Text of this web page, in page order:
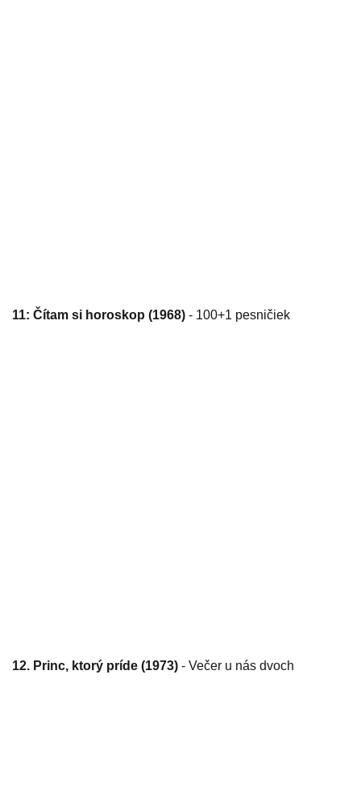
11: Čítam si horoskop (1968) - 100+1 pesničiek
12. Princ, ktorý príde (1973) - Večer u nás dvoch